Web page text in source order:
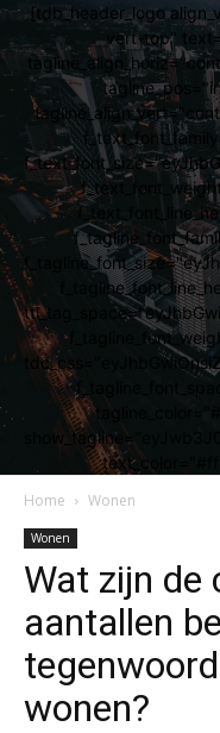
[tdb_header_logo
vert-top"
Home Wonen
Wonen
Wat zijn de
aantallen
wonen?